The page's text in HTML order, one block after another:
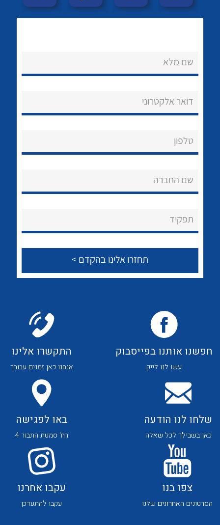
לכל מוצרי היצרן
לכל מוצרי היצרן
שם מלא
דואר אלקטרוני
טלפון
שם החברה
תפקיד
חפשנו אותנו בפייסבוק
עשו לנו לייק
התקשרו אלינו
אנחנו כאן זמנים עבורך
שלחו לנו הודעה
כאן בשבילך לכל שאלה
באו לפגישה
רח' סמטת התבור 4
צפו בנו
הסרטונים האחרונים שלנו
עקבו אחרנו
עקבו להתעדכן